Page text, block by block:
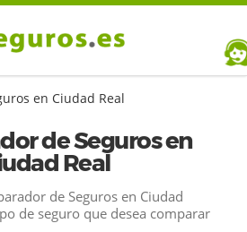
de Seguros en
Real
de Seguros en Ciudad
de seguro que desea comparar